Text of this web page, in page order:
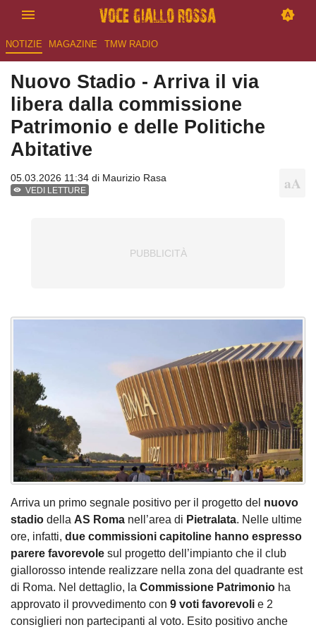
NOTIZIE MAGAZINE TMW RADIO
Nuovo Stadio - Arriva il via
libera dalla commissione
Patrimonio e delle Politiche
Abitative
05.03.2026 11:34 di Maurizio Rasa
VEDI LETTURE
Arriva un primo segnale positivo per il progetto del nuovo
stadio della AS Roma nell’area di Pietralata. Nelle ultime
ore, infatti, due commissioni capitoline hanno espresso
parere favorevole sul progetto dell’impianto che il club
giallorosso intende realizzare nella zona del quadrante est
di Roma. Nel dettaglio, la Commissione Patrimonio ha
approvato il provvedimento con 9 voti favorevoli e 2
consiglieri non partecipanti al voto. Esito positivo anche